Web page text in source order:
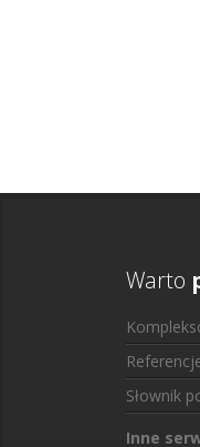
Warto
Słownik
Inne